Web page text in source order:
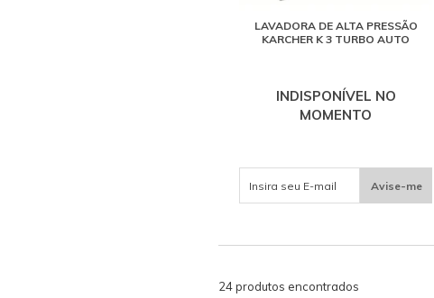
LAVADORA DE ALTA PRESSÃO
KARCHER K 3 TURBO AUTO
INDISPONÍVEL NO
MOMENTO
Avise-me
24 produtos encontrados